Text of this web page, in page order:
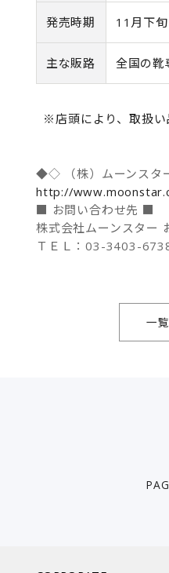
発売時期 11月下旬
主な販路 全国の靴
※店頭により、取扱い
◆◇ （株）ムーンスタ
http://
■ お問い合わせ先 ■
株式会社ムーンスター
ＴＥＬ：03-3403-
一